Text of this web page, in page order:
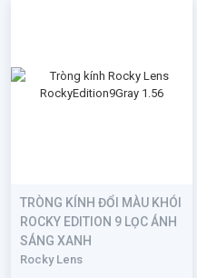
TRÒNG KÍNH ĐỔI MÀU KHÓI
ROCKY EDITION 9 LỌC ÁNH
SÁNG XANH
Rocky Lens